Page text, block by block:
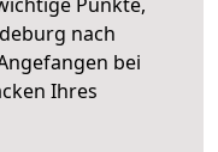
nach
bei
Ihres